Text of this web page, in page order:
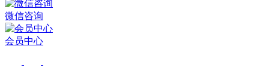
微信咨询
会员中心